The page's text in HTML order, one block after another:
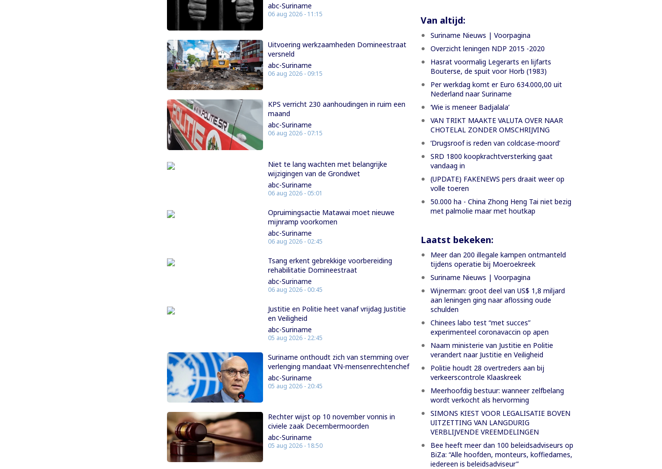
abc-Suriname
06 aug 2026 - 11:15
Uitvoering werkzaamheden Domineestraat
versneld
abc-Suriname
06 aug 2026 - 09:15
KPS verricht 230 aanhoudingen in ruim een
maand
abc-Suriname
06 aug 2026 - 07:15
Niet te lang wachten met belangrijke
wijzigingen van de Grondwet
abc-Suriname
06 aug 2026 - 05:01
Opruimingsactie Matawai moet nieuwe
mijnramp voorkomen
abc-Suriname
06 aug 2026 - 02:45
Tsang erkent gebrekkige voorbereiding
rehabilitatie Domineestraat
abc-Suriname
06 aug 2026 - 00:45
Justitie en Politie heet vanaf vrijdag Justitie
en Veiligheid
abc-Suriname
05 aug 2026 - 22:45
Suriname onthoudt zich van stemming over
verlenging mandaat VN-mensenrechtenchef
abc-Suriname
05 aug 2026 - 20:45
Rechter wijst op 10 november vonnis in
civiele zaak Decembermoorden
abc-Suriname
05 aug 2026 - 18:50
Van altijd:
Suriname Nieuws | Voorpagina
Overzicht leningen NDP 2015 -2020
Hasrat voormalig Legerarts en lijfarts
Bouterse, de spuit voor Horb (1983)
Per werkdag komt er Euro 634.000,00 uit
Nederland naar Suriname
‘Wie is meneer Badjalala’
VAN TRIKT MAAKTE VALUTA OVER NAAR
CHOTELAL ZONDER OMSCHRIJVING
’Drugsroof is reden van coldcase-moord’
SRD 1800 koopkrachtversterking gaat
vandaag in
(UPDATE) FAKENEWS pers draait weer op
volle toeren
50.000 ha - China Zhong Heng Tai niet bezig
met palmolie maar met houtkap
Laatst bekeken:
Meer dan 200 illegale kampen ontmanteld
tijdens operatie bij Moeroekreek
Suriname Nieuws | Voorpagina
Wijnerman: groot deel van US$ 1,8 miljard
aan leningen ging naar aflossing oude
schulden
Chinees labo test “met succes”
experimenteel coronavaccin op apen
Naam ministerie van Justitie en Politie
verandert naar Justitie en Veiligheid
Politie houdt 28 overtreders aan bij
verkeerscontrole Klaaskreek
Meerhoofdig bestuur: wanneer zelfbelang
wordt verkocht als hervorming
SIMONS KIEST VOOR LEGALISATIE BOVEN
UITZETTING VAN LANGDURIG
VERBLIJVENDE VREEMDELINGEN
Bee heeft meer dan 100 beleidsadviseurs op
BiZa: “Alle hoofden, monteurs, koffiedames,
iedereen is beleidsadviseur”